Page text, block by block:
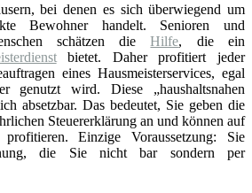
bei denen es sich überwiegend um
Bewohner handelt. Senioren und
schätzen dieHilfe, die ein
bietet. Daher profitiert jeder
eines Hausmeisterservices, egal
genutzt wird. Diese „haushaltsnahen
absetzbar. Das bedeutet, Sie geben die
Steuererklärung an und können auf
Einzige Voraussetzung: Sie
die Sie nicht bar sondern per